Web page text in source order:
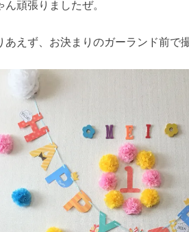
ん頑張りましたぜ。
あえず、お決まりのガーランド前で